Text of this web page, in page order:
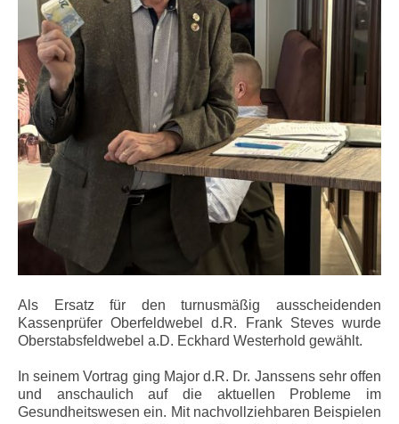
Als Ersatz für den turnusmäßig ausscheidenden
Kassenprüfer Oberfeldwebel d.R. Frank Steves wurde
Oberstabsfeldwebel a.D. Eckhard Westerhold gewählt.
In seinem Vortrag ging Major d.R. Dr. Janssens sehr offen
und anschaulich auf die aktuellen Probleme im
Gesundheitswesen ein. Mit nachvollziehbaren Beispielen